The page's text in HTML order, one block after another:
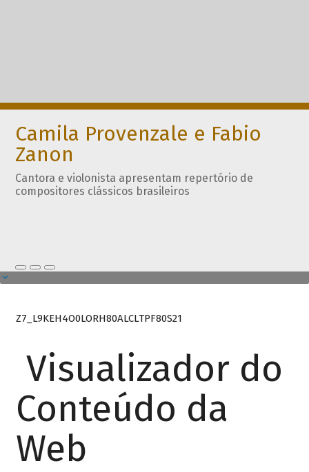
Camila Provenzale e Fabio
Zanon
Cantora e violonista apresentam repertório de
compositores clássicos brasileiros
Z7_L9KEH4O0LORH80ALCLTPF80S21
Visualizador do
Conteúdo da
Web